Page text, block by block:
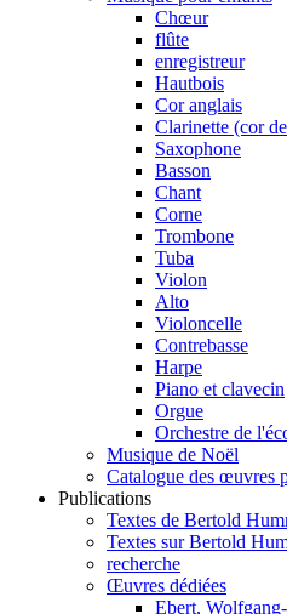
Chœur
flûte
enregistreur
Hautbois
Cor anglais
Clarinette (cor
Saxophone
Basson
Chant
Corne
Trombone
Tuba
Violon
Alto
Violoncelle
Contrebasse
Harpe
Piano et clavecin
Orgue
Orchestre de
Musique de Noël
Catalogue des œuvres
Publications
Textes de Bertold
Textes sur Bertold
recherche
Œuvres dédiées
Ebert,